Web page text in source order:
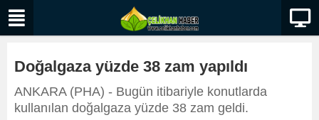
Doğalgaza yüzde 38 zam yapıldı
ANKARA (PHA) - Bugün itibariyle konutlarda
kullanılan doğalgaza yüzde 38 zam geldi.